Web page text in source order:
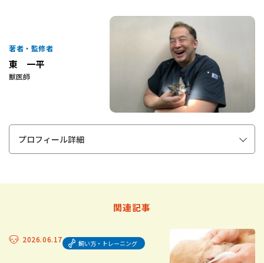
著者・監修者
東 一平
獣医師
プロフィール詳細
関連記事
2026.06.17 飼い方・トレーニング